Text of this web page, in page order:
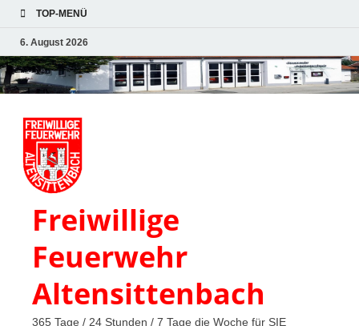
TOP-MENÜ
6. August 2026
Freiwillige
Feuerwehr
Altensittenbach
365 Tage / 24 Stunden / 7 Tage die Woche für SIE